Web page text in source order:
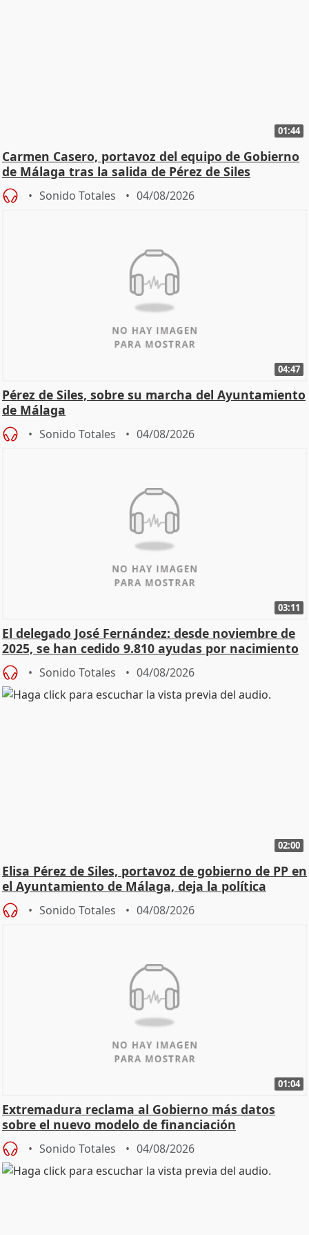
01:44
Carmen Casero, portavoz del equipo de Gobierno
de Málaga tras la salida de Pérez de Siles
Sonido Totales 04/08/2026
04:47
Pérez de Siles, sobre su marcha del Ayuntamiento
de Málaga
Sonido Totales 04/08/2026
03:11
El delegado José Fernández: desde noviembre de
2025, se han cedido 9.810 ayudas por nacimiento
Sonido Totales 04/08/2026
02:00
Elisa Pérez de Siles, portavoz de gobierno de PP en
el Ayuntamiento de Málaga, deja la política
Sonido Totales 04/08/2026
01:04
Extremadura reclama al Gobierno más datos
sobre el nuevo modelo de financiación
Sonido Totales 04/08/2026